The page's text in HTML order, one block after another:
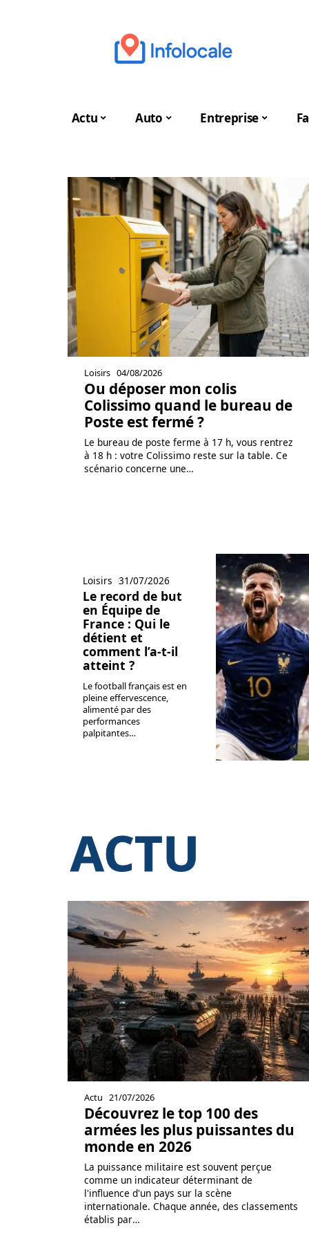
Actu Auto Entreprise
Loisirs 04/08/2026
Ou déposer mon colis
Colissimo quand le bureau de
Poste est fermé ?
Le bureau de poste ferme à 17 h, vous rentrez
à 18 h : votre Colissimo reste sur la table. Ce
scénario concerne une…
Loisirs 31/07/2026
Le record de but
en Équipe de
France : Qui le
détient et
comment l’a-t-il
atteint ?
Le football français est en
pleine effervescence,
alimenté par des
performances
palpitantes…
ACTU
Actu 21/07/2026
Découvrez le top 100 des
armées les plus puissantes du
monde en 2026
La puissance militaire est souvent perçue
comme un indicateur déterminant de
l'influence d'un pays sur la scène
internationale. Chaque année, des classements
établis par…